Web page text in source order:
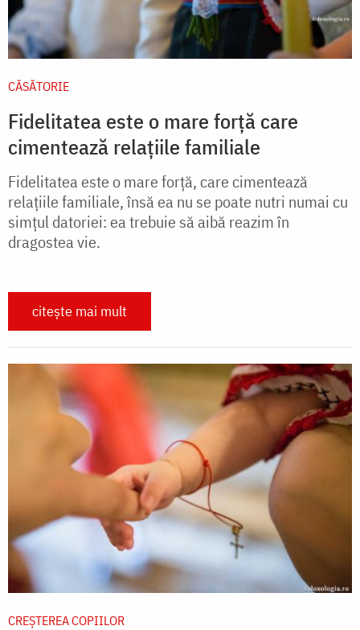
CĂSĂTORIE
Fidelitatea este o mare forță care
cimentează relațiile familiale
Fidelitatea este o mare forță, care cimentează
relațiile familiale, însă ea nu se poate nutri numai cu
simțul datoriei: ea trebuie să aibă reazim în
dragostea vie.
citește mai mult
CREŞTEREA COPIILOR